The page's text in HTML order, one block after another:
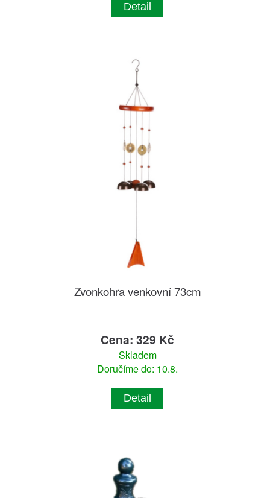
Detail
Zvonkohra venkovní 73cm
Cena: 329 Kč
Skladem
Doručíme do: 10.8.
Detail